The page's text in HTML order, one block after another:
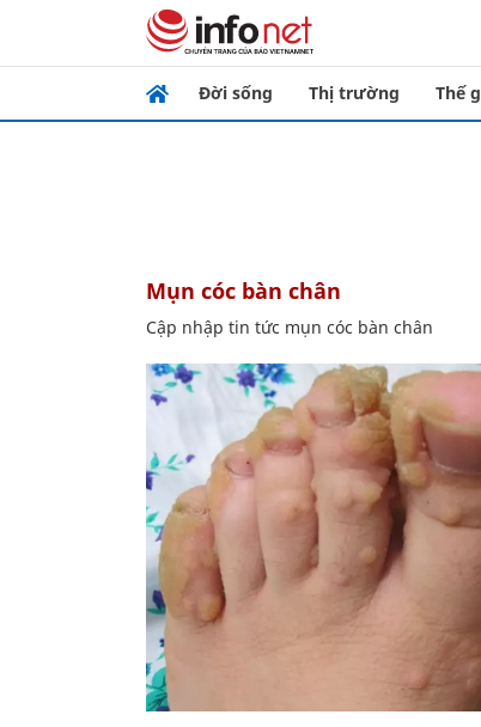
Đời sống Thị trường Thế
mụn cóc bàn chân
Cập nhập tin tức mụn cóc bàn chân